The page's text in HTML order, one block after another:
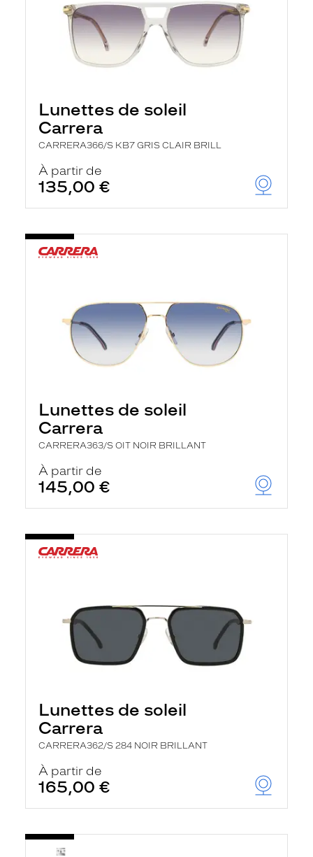
Lunettes de soleil
Carrera
CARRERA366/S KB7 GRIS CLAIR BRILL
À partir de
135,00 €
Lunettes de soleil
Carrera
CARRERA363/S OIT NOIR BRILLANT
À partir de
145,00 €
Lunettes de soleil
Carrera
CARRERA362/S 284 NOIR BRILLANT
À partir de
165,00 €